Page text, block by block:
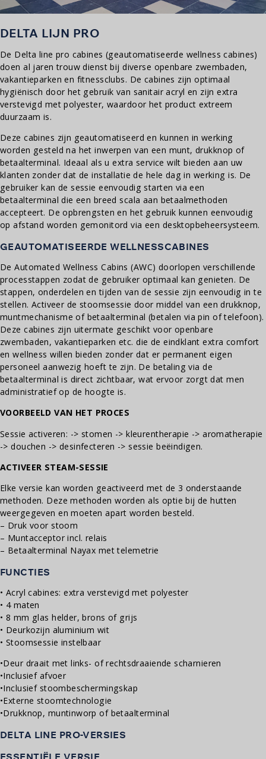
DELTA LIJN PRO
De Delta line pro cabines (geautomatiseerde wellness cabines)
doen al jaren trouw dienst bij diverse openbare zwembaden,
vakantieparken en fitnessclubs. De cabines zijn optimaal
hygiënisch door het gebruik van sanitair acryl en zijn extra
verstevigd met polyester, waardoor het product extreem
duurzaam is.
Deze cabines zijn geautomatiseerd en kunnen in werking
worden gesteld na het inwerpen van een munt, drukknop of
betaalterminal. Ideaal als u extra service wilt bieden aan uw
klanten zonder dat de installatie de hele dag in werking is. De
gebruiker kan de sessie eenvoudig starten via een
betaalterminal die een breed scala aan betaalmethoden
accepteert. De opbrengsten en het gebruik kunnen eenvoudig
op afstand worden gemonitord via een desktopbeheersysteem.
GEAUTOMATISEERDE WELLNESSCABINES
De Automated Wellness Cabins (AWC) doorlopen verschillende
processtappen zodat de gebruiker optimaal kan genieten. De
stappen, onderdelen en tijden van de sessie zijn eenvoudig in te
stellen. Activeer de stoomsessie door middel van een drukknop,
muntmechanisme of betaalterminal (betalen via pin of telefoon).
Deze cabines zijn uitermate geschikt voor openbare
zwembaden, vakantieparken etc. die de eindklant extra comfort
en wellness willen bieden zonder dat er permanent eigen
personeel aanwezig hoeft te zijn. De betaling via de
betaalterminal is direct zichtbaar, wat ervoor zorgt dat men
administratief op de hoogte is.
VOORBEELD VAN HET PROCES
Sessie activeren: -> stomen -> kleurentherapie -> aromatherapie
-> douchen -> desinfecteren -> sessie beëindigen.
ACTIVEER STEAM-SESSIE
Elke versie kan worden geactiveerd met de 3 onderstaande
methoden. Deze methoden worden als optie bij de hutten
weergegeven en moeten apart worden besteld.
– Druk voor stoom
– Muntacceptor incl. relais
– Betaalterminal Nayax met telemetrie
FUNCTIES
• Acryl cabines: extra verstevigd met polyester
• 4 maten
• 8 mm glas helder, brons of grijs
• Deurkozijn aluminium wit
• Stoomsessie instelbaar
•Deur draait met links- of rechtsdraaiende scharnieren
•Inclusief afvoer
•Inclusief stoombeschermingskap
•Externe stoomtechnologie
•Drukknop, muntinworp of betaalterminal
DELTA LINE PRO-VERSIES
ESSENTIËLE VERSIE